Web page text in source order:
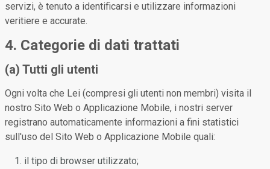
servizi, è tenuto a identificarsi e utilizzare informazioni
veritiere e accurate.
4. Categorie di dati trattati
(a) Tutti gli utenti
Ogni volta che Lei (compresi gli utenti non membri) visita il
nostro Sito Web o Applicazione Mobile, i nostri server
registrano automaticamente informazioni a fini statistici
sull'uso del Sito Web o Applicazione Mobile quali:
il tipo di browser utilizzato;